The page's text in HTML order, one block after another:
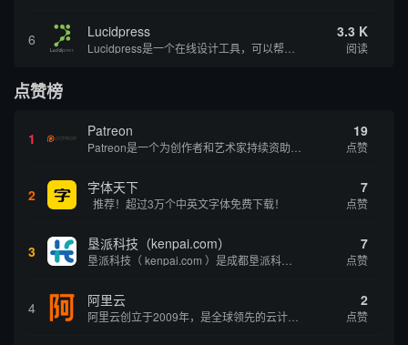
6 Lucidpress 3.3 K
阅读
点赞榜
1 Patreon 19
点赞
2 字体天下
推荐！超过3万个中英文字体免费下载！
7
点赞
3 垦派科技（kenpai.com） 7
点赞
4 阿里云 2
点赞